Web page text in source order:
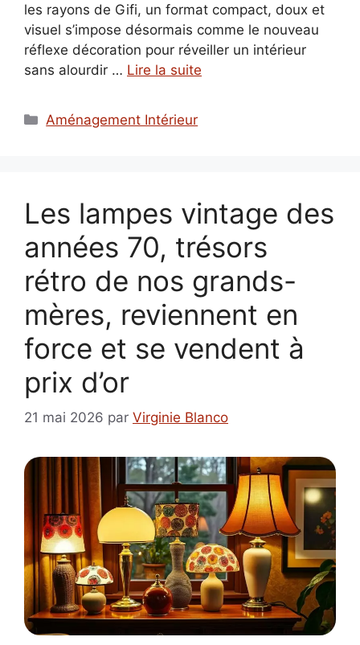
les rayons de Gifi, un format compact, doux et
visuel s’impose désormais comme le nouveau
réflexe décoration pour réveiller un intérieur
sans alourdir … Lire la suite
Catégories
Aménagement Intérieur
Les lampes vintage des
années 70, trésors
rétro de nos grands-
mères, reviennent en
force et se vendent à
prix d’or
21 mai 2026 par Virginie Blanco